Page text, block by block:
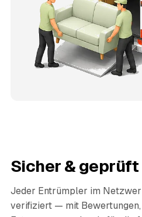
Sicher & geprüft
Jeder Entrümpler im
verifiziert — mit Bewertungen,